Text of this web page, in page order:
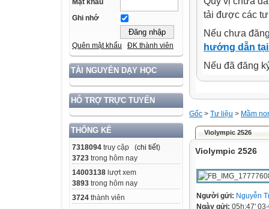
Ghi nhớ
Quên mật khẩu ĐK thành viên
TÀI NGUYÊN DẠY HỌC
HỖ TRỢ TRỰC TUYẾN
THỐNG KÊ
7318094 truy cập (chi tiết)
3723 trong hôm nay
14003138 lượt xem
3893 trong hôm nay
3724 thành viên
tải được các
Nếu chưa
hướng dẫn
Nếu đã đăng
Gốc > Tư liệu > Mầm
Violympic 2526
Violympic 2526
Người gửi: Nguyễn
Ngày gửi: 05h:47'